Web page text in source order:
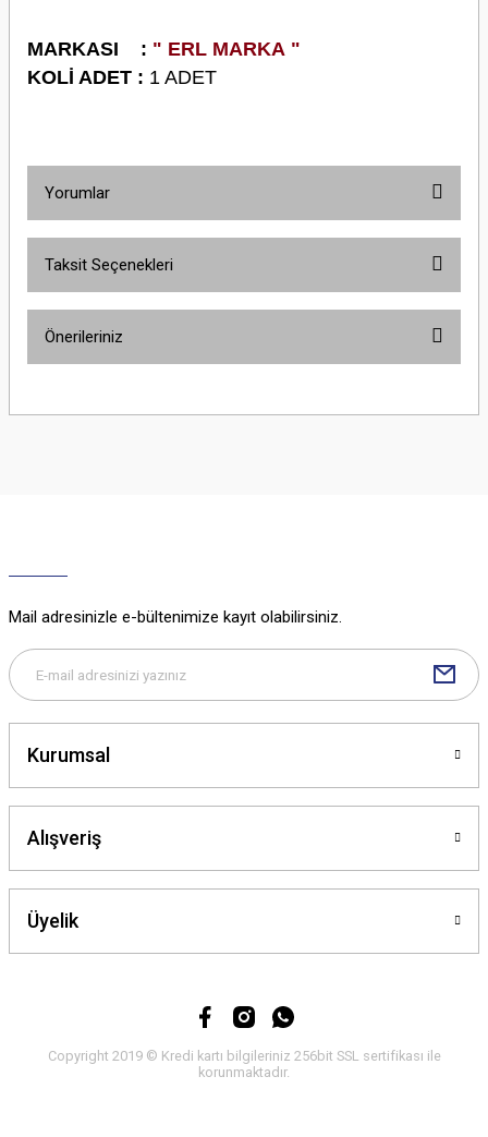
MARKASI : " ERL MARKA "
KOLİ ADET : 1 ADET
Yorumlar
Taksit Seçenekleri
Önerileriniz
Bu ürüne benzer farklı alternatifler olmalı.
Mail adresinizle e-bültenimize kayıt olabilirsiniz.
Kurumsal
Alışveriş
Üyelik
Copyright 2019 © Kredi kartı bilgileriniz 256bit SSL sertifikası ile
korunmaktadır.